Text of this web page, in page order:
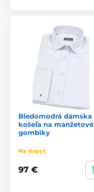
Bledomodrá dámska
košeľa na manžetové
gombíky
Na dopyt
97 €